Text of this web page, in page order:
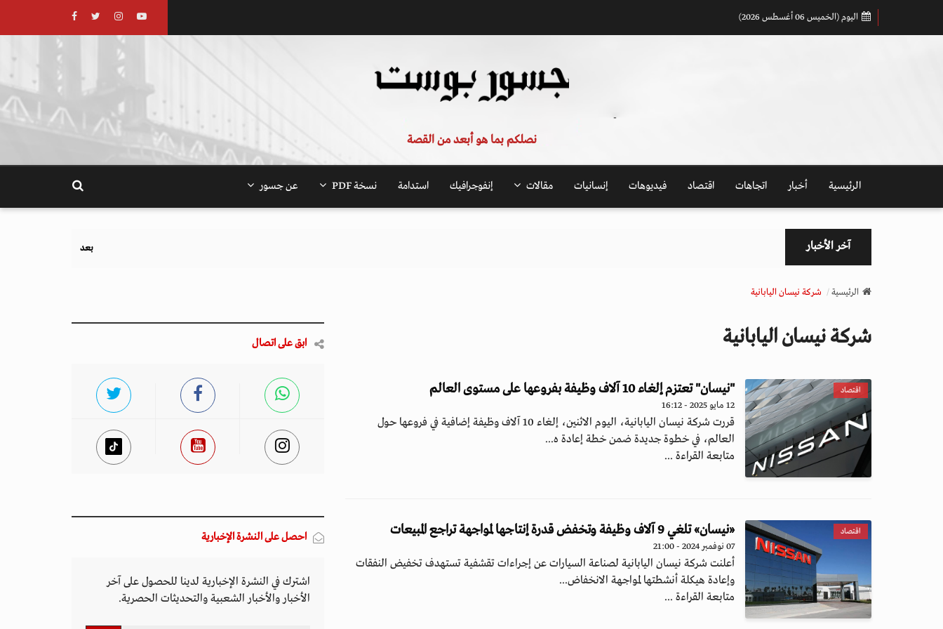
اليوم (الخميس 06 أغسطس 2026)
نصلكم بما هو أبعد من القصة
الرئيسية أخبار اتجاهات اقتصاد فيديوهات إنسانيات مقالات إنفوجرافيك استدامة نسخة PDF عن جسور
آخر الأخبار بعد تحذيرات أوروبية.. كيف يهدد نظام
الرئيسية شركة نيسان اليابانية
شركة نيسان اليابانية
اقتصاد "نيسان" تعتزم إلغاء 10 آلاف وظيفة بفروعها على مستوى العالم
12 مايو 2025 - 16:12
قررت شركة نيسان اليابانية، اليوم الاثنين، إلغاء 10 آلاف وظيفة إضافية في فروعها حول
العالم، في خطوة جديدة ضمن خطة إعادة ه...
متابعة القراءة ...
اقتصاد «نيسان» تلغي 9 آلاف وظيفة وتخفض قدرة إنتاجها لمواجهة تراجع المبيعات
07 نوفمبر 2024 - 21:00
أعلنت شركة نيسان اليابانية لصناعة السيارات عن إجراءات تقشفية تستهدف تخفيض النفقات
وإعادة هيكلة أنشطتها لمواجهة الانخفاض...
متابعة القراءة ...
ابق على اتصال
احصل على النشرة الإخبارية
اشترك في النشرة الإخبارية لدينا للحصول على آخر
الأخبار والأخبار الشعبية والتحديثات الحصرية.